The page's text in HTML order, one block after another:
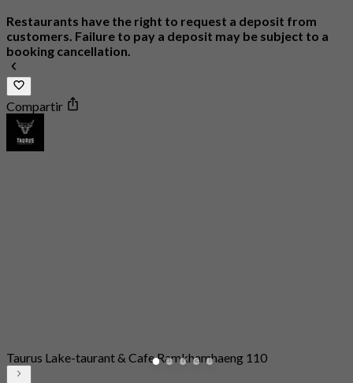
Restaurants have the right to request a deposit from
customers. Failure to pay a deposit may be subject to a
booking cancellation.
Compartir
Taurus Lake-taurant & Cafe Ramkhamhaeng 110